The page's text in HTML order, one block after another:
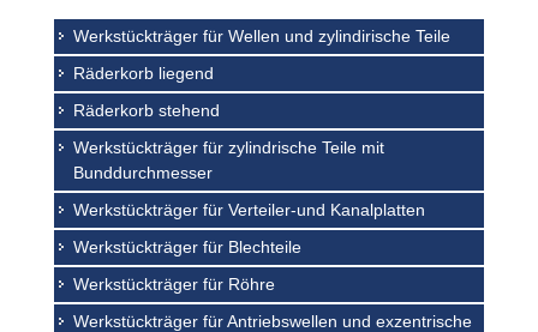
Werkstückträger für Wellen und zylindirische Teile
Räderkorb liegend
Räderkorb stehend
Werkstückträger für zylindrische Teile mit
Bunddurchmesser
Werkstückträger für Verteiler-und Kanalplatten
Werkstückträger für Blechteile
Werkstückträger für Röhre
Werkstückträger für Antriebswellen und exzentrische